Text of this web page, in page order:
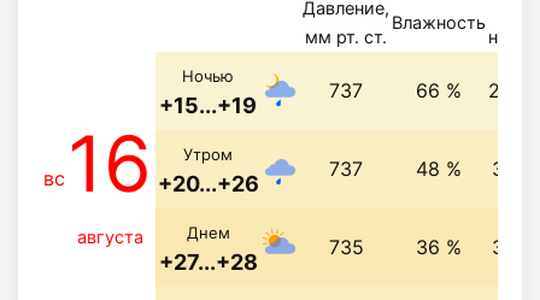
вс 16
августа
Давление,
мм рт. ст.
Влажность
Ночью
+15...+19
737 66 % 2.4
Утром
+20...+26
737 48 % 3 м/
Днем
+27...+28
735 36 % 3 м/